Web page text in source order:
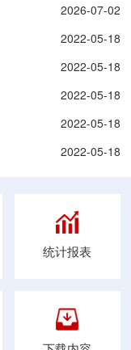
2026-07-02
2022-05-18
2022-05-18
2022-05-18
2022-05-18
2022-05-18
统计报表